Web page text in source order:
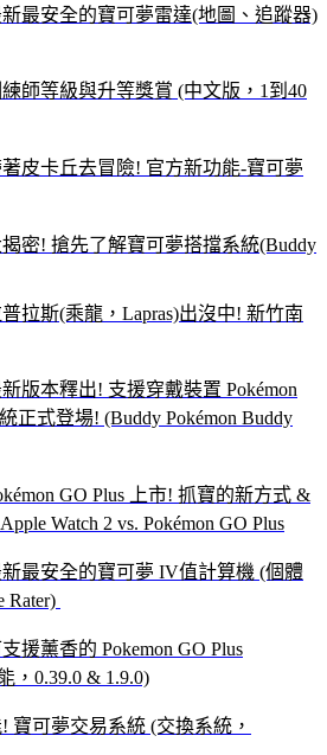
最安全的寶可夢雷達(地圖、追蹤器)
師等級與升等獎賞 (中文版，1到40
皮卡丘去冒險! 官方新功能-寶可夢
密! 搶先了解寶可夢搭擋系統(Buddy
拉斯(乘龍，Lapras)出沒中! 新竹南
版本釋出! 支援穿戴裝置 Pokémon
正式登場! (Buddy Pokémon Buddy
GO Plus 上市! 抓寶的新方式 &
Watch 2 vs. Pokémon GO Plus
最安全的寶可夢 IV值計算機 (個體
Rater)
援薰香的 Pokemon GO Plus
，0.39.0 & 1.9.0)
寶可夢交易系統 (交換系統，